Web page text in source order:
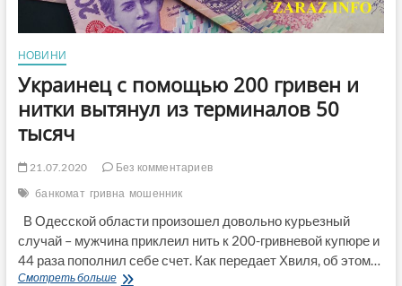
НОВИНИ
Украинец с помощью 200 гривен и
нитки вытянул из терминалов 50
тысяч
21.07.2020
Без комментариев
банкомат гривна мошенник
В Одесской области произошел довольно курьезный
случай – мужчина приклеил нить к 200-гривневой купюре и
44 раза пополнил себе счет. Как передает Хвиля, об этом…
Смотреть большеУкраинец